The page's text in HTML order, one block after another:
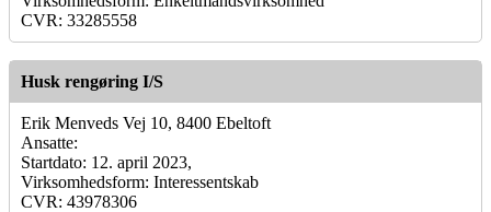
CVR: 33285558
Husk rengøring I/S
Erik Menveds Vej 10, 8400 Ebeltoft
Ansatte:
Startdato: 12. april 2023,
Virksomhedsform: Interessentskab
CVR: 43978306